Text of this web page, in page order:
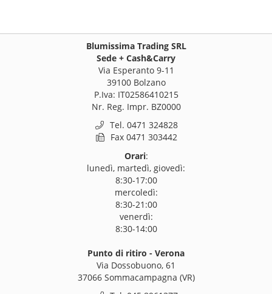
Blumissima Trading SRL
Sede + Cash&Carry
Via Esperanto 9-11
39100 Bolzano
P.Iva: IT02586410215
Nr. Reg. Impr. BZ0000
Tel. 0471 324828
Fax 0471 303442
Orari:
lunedì, martedì, giovedì:
8:30-17:00
mercoledì:
8:30-21:00
venerdì:
8:30-14:00
Punto di ritiro - Verona
Via Dossobuono, 61
37066 Sommacampagna (VR)